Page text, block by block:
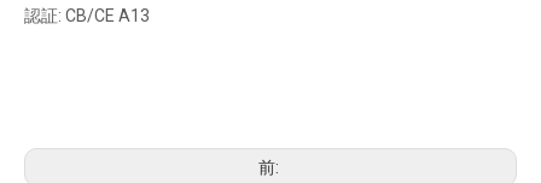
認証: CB/CE A13
前: